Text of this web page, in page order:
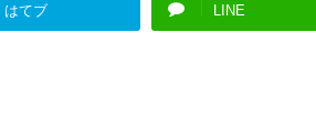
はてブ LINE